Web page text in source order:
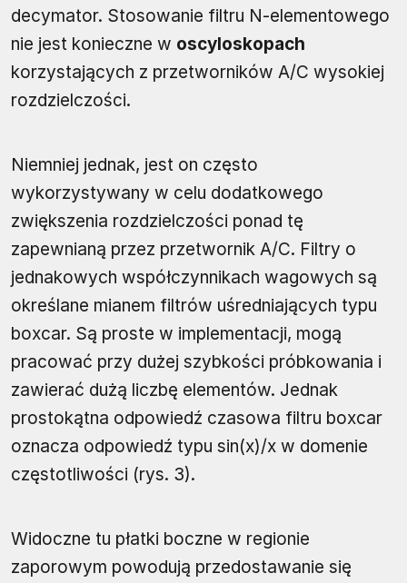
decymator. Stosowanie filtru N-elementowego
nie jest konieczne w oscyloskopach
korzystających z przetworników A/C wysokiej
rozdzielczości.
Niemniej jednak, jest on często
wykorzystywany w celu dodatkowego
zwiększenia rozdzielczości ponad tę
zapewnianą przez przetwornik A/C. Filtry o
jednakowych współczynnikach wagowych są
określane mianem filtrów uśredniających typu
boxcar. Są proste w implementacji, mogą
pracować przy dużej szybkości próbkowania i
zawierać dużą liczbę elementów. Jednak
prostokątna odpowiedź czasowa filtru boxcar
oznacza odpowiedź typu sin(x)/x w domenie
częstotliwości (rys. 3).
Widoczne tu płatki boczne w regionie
zaporowym powodują przedostawanie się